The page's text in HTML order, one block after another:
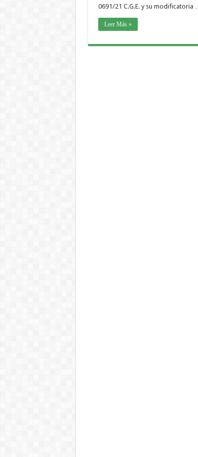
0691/21 C.G.E. y su modificatoria …
Leer Más »